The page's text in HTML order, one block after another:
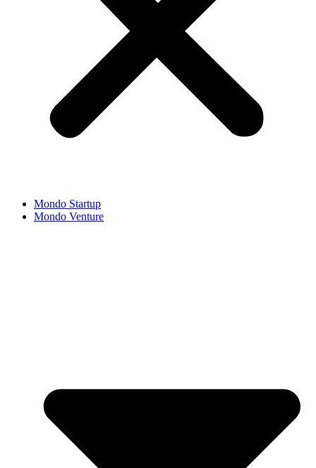
Mondo Startup
Mondo Venture